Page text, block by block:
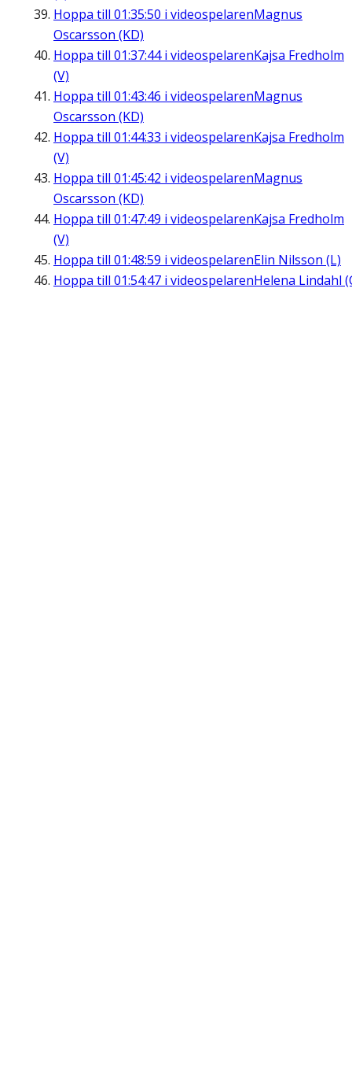
Hoppa till 01:35:50 i videospelarenMagnus
Oscarsson (KD)
Hoppa till 01:37:44i videospelarenKajsa Fredholm
(V)
Hoppa till 01:43:46 i videospelarenMagnus
Oscarsson (KD)
Hoppa till 01:44:33 i videospelarenKajsa Fredholm
(V)
Hoppa till 01:45:42 i videospelarenMagnus
Oscarsson (KD)
Hoppa till 01:47:49 i videospelarenKajsa Fredholm
(V)
Hoppa till 01:48:59 i videospelarenElin Nilsson (L)
Hoppa till 01:54:47 i videospelarenHelena Lindahl